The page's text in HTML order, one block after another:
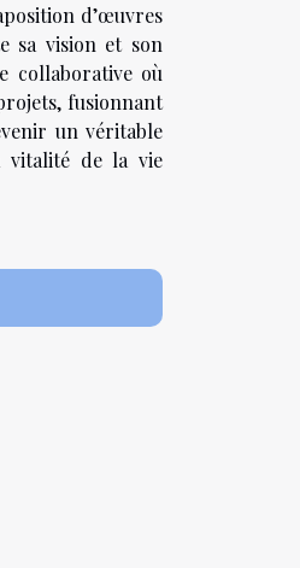
d’œuvres
sa vision et son
collaborative où
fusionnant
un véritable
vitalité de la vie